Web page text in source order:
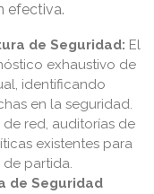
efectiva.
de Seguridad: El
exhaustivo de
identificando
en la seguridad.
red, auditorías de
existentes para
partida.
de Seguridad